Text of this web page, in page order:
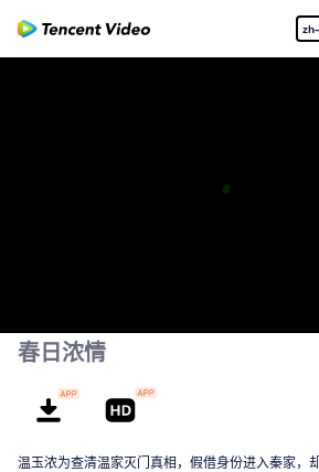
春日浓情
温玉浓为查清温家灭门真相，假借身份进入秦家，